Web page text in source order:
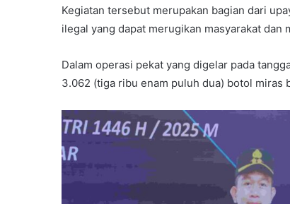
Kegiatan tersebut merupakan bagian dari
ilegal yang dapat merugikan masyarakat
Dalam operasi pekat yang digelar pada
3.062 (tiga ribu enam puluh dua) botol miras